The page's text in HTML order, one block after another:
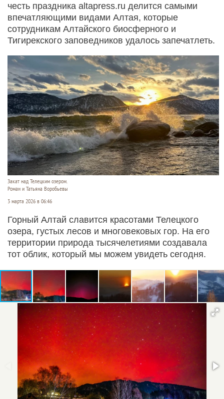
честь праздника altapress.ru делится самыми
впечатляющими видами Алтая, которые
сотрудникам Алтайского биосферного и
Тигирекского заповедников удалось запечатлеть.
Закат над Телецким озером.
Роман и Татьяна Воробьевы
3 марта 2026 в 06:46
Горный Алтай славится красотами Телецкого
озера, густых лесов и многовековых гор. На его
территории природа тысячелетиями создавала
тот облик, который мы можем увидеть сегодня.